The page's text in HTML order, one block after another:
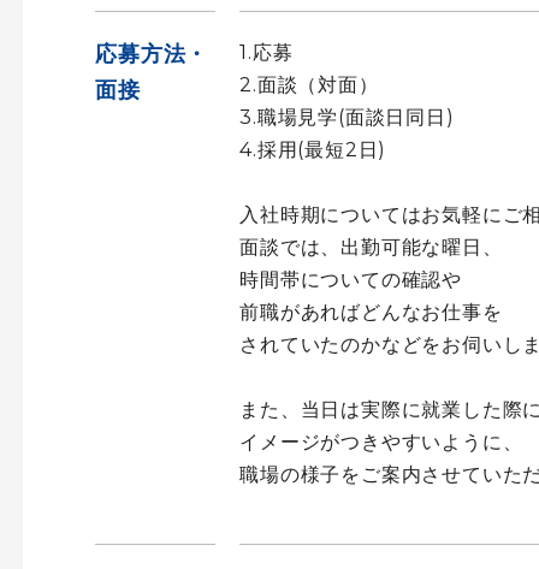
応募方法・
面接
1.応募
2.面談（対面）
3.職場見学(面談日同日)
4.採用(最短2日)
入社時期についてはお気軽にご
面談では、出勤可能な曜日、
時間帯についての確認や
前職があればどんなお仕事を
されていたのかなどをお伺いし
また、当日は実際に就業した際
イメージがつきやすいように、
職場の様子をご案内させていた